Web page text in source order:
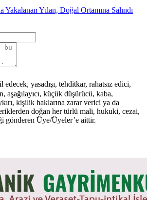
Yılan, Doğal Ortamına Salındı
edecek, yasadışı, tehditkar, rahatsız edici,
aşağılayıcı, küçük düşürücü, kaba,
kişilik haklarına zarar verici ya da
doğan her türlü mali, hukuki, cezai,
gönderen Üye/Üyeler’e aittir.